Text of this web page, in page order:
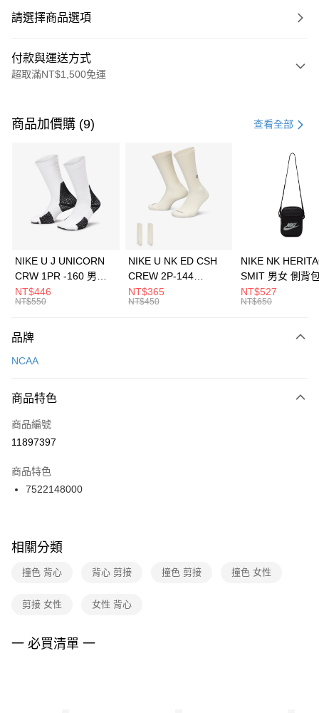
請選擇商品選項
付款與運送方式
超取滿NT$1,500免運
信用卡一次付款
3 期 0 利率 每期 21家銀行
合作金庫商業銀行
第一商業銀行
華南商業銀行
彰化商業銀行
上海商業儲蓄銀行
元大商業銀行
台灣樂天信用卡公司
Apple Pay
全盈+PAY
AFTEE先享後付
【關於「AFTEE先享後付」】
便利好安心！
３．安心：先確認商品／服務後，再付款。
【「AFTEE先享後付」結帳流程】
１．於結帳方式選擇「AFTEE先享後付」後，將跳轉至「AFTEE先享後付」
２．訂單成立數日內，您將收到繳費通知簡訊。
３．收到繳費通知簡訊後14天內，點擊此簡訊中的連結，可透過四大超商／
ATM／網路銀行／等多元方式進行付款，方視為交易完成。
※ 交易是否成功請以「AFTEE先享後付 」之結帳頁面顯示為準，若有關於
是否繳費成功／繳費後需取消欲退款等相關疑問，請聯繫「AFTEE先享後付
客戶支援中心」
https://netprotections.freshdesk.com/support/home
１．透過由恩沛科技股份有限公司提供之「AFTEE先享後付」服務完成之交
２．關於個人資料處理事宜，請瀏覽以下網址：
運送方式
每筆NT$100，滿NT$1,500(含以上)免運費
宅配
每筆NT$100，滿NT$1,500(含以上)免運費
付款後門市自取
每筆NT$100，滿NT$1,500(含以上)免運費
商品加價購 (9) 查看全部
NIKE U J UNICORN
CRW 1PR -160 男女
中統襪 FZ3393100
NT$446
NT$550
NIKE U NK ED CSH
CREW 2P-144
EMBRDY 男女 短統襪
FZ3073133
NT$365
NT$450
NIKE NK
SMIT 男女 側背
BA5871010
NT$527
NT$650
品牌
NCAA
商品特色
商品編號
11897397
商品特色
7522148000
相關分類
撞色 背心 背心 剪接 撞色 剪接 撞色 女性
剪接 女性 女性 背心
一 必買清單 一